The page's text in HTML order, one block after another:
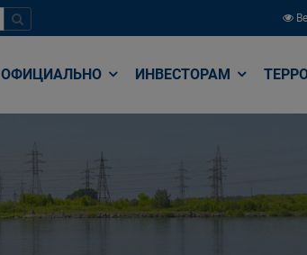
ОФИЦИАЛЬНО ИНВЕСТОРАМ